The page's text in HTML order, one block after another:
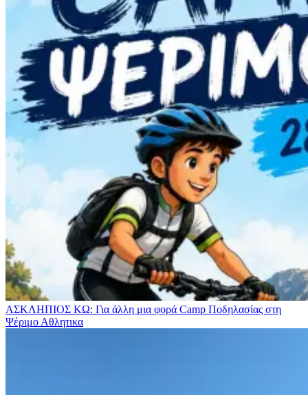
ΑΣΚΛΗΠΙΟΣ ΚΩ: Για άλλη μια φορά Camp Ποδηλασίας στη
Ψέριμο Αθλητικα